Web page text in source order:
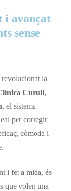
i avançat
sense
revolucionat la
Curull,
, el sistema
per corregir
còmoda i
i fet a mida, és
que volen una